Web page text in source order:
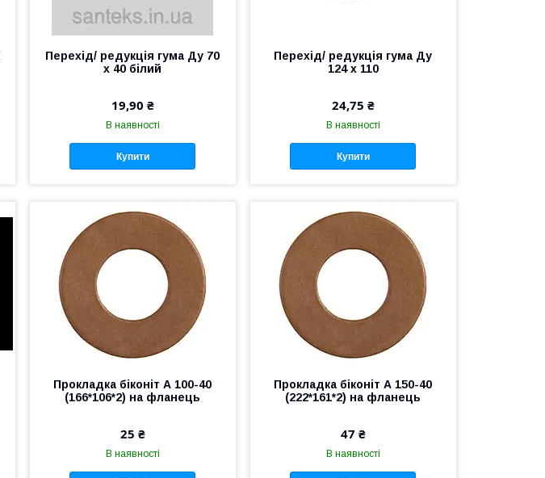
Перехід/ редукція гума Ду 70
х 40 білий
19,90 ₴
В наявності
Купити
Перехід/ редукція гума Ду
124 х 110
24,75 ₴
В наявності
Купити
Прокладка біконіт А 100-40
(166*106*2) на фланець
25 ₴
В наявності
Прокладка біконіт А 150-40
(222*161*2) на фланець
47 ₴
В наявності